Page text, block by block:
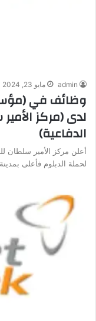
admin مايو 23, 2024
وظائف في
لدى (مركز
الدفاعية)
أعلن مركز الأمير سلطان
لحملة الدبلوم فأعلى